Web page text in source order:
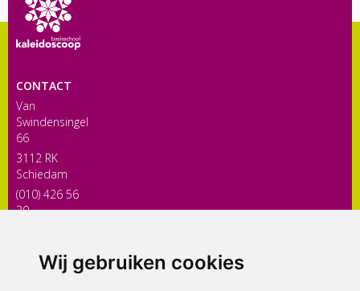
Wij gebruiken cookies
CONTACT
Van
Swindensingel
66
3112 RK
Schiedam
(010) 426 56
30
ONDERDEEL VAN